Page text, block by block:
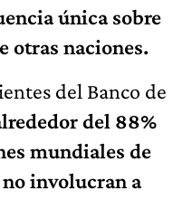
única sobre
otras naciones.
del Banco de
del 88%
mundiales de
involucran a